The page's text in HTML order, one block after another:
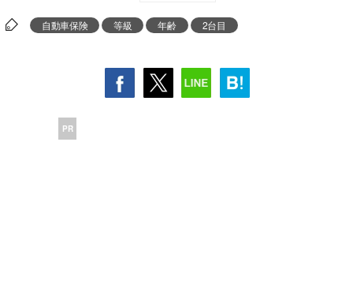
自動車保険 等級 年齢 2台目
PR